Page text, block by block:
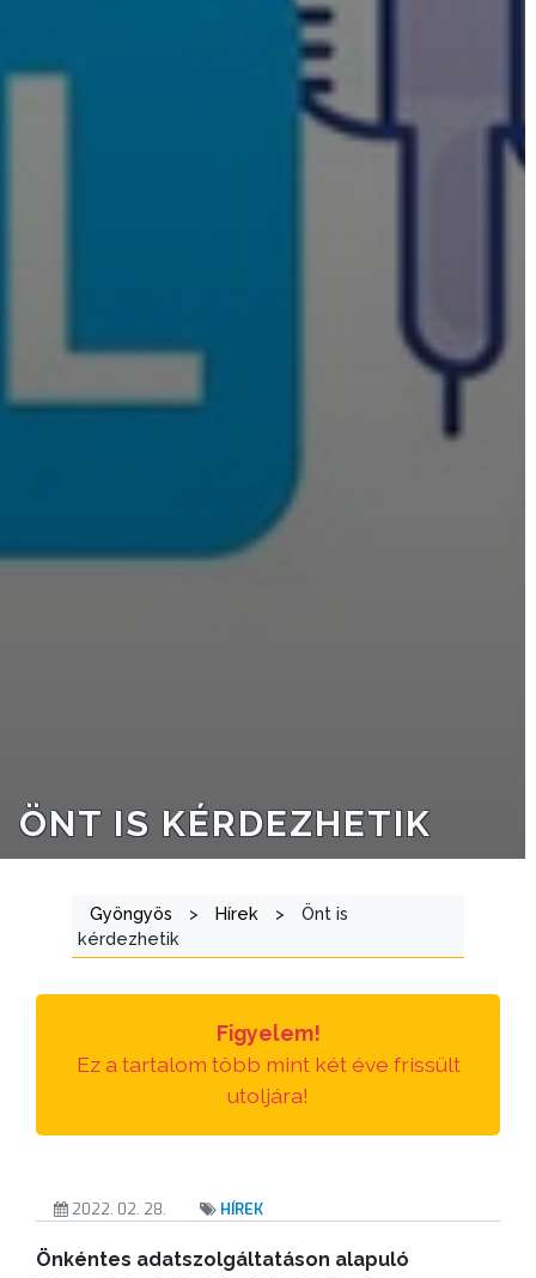
ÖNKORMÁNYZATI
ANYAGOK
GYÖNGYÖS
ÖNT IS KÉRDEZHETIK
Gyöngyös > Hírek >
Önt is
kérdezhetik
Figyelem!
Ez a tartalom több mint két éve frissült
utoljára!
2022. 02. 28. HÍREK
Önkéntes adatszolgáltatáson alapuló